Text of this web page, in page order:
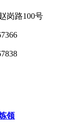
岗路100号
领